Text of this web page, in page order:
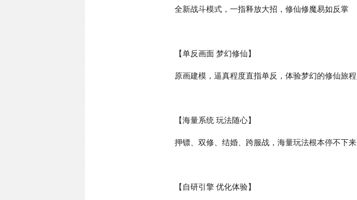
全新战斗模式，一指释放大招，修仙修魔易如反掌
【单反画面 梦幻修仙】
原画建模，逼真程度直指单反，体验梦幻的修仙旅程
【海量系统 玩法随心】
押镖、双修、结婚、跨服战，海量玩法根本停不下来
【自研引擎 优化体验】